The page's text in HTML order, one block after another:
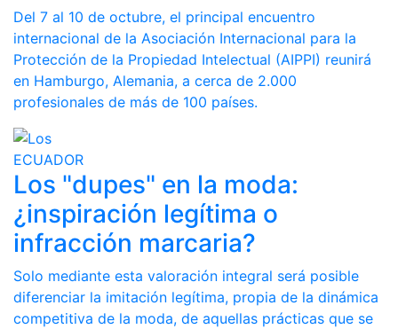
Del 7 al 10 de octubre, el principal encuentro
internacional de la Asociación Internacional para la
Protección de la Propiedad Intelectual (AIPPI) reunirá
en Hamburgo, Alemania, a cerca de 2.000
profesionales de más de 100 países.
ECUADOR
Los "dupes" en la moda:
¿inspiración legítima o
infracción marcaria?
Solo mediante esta valoración integral será posible
diferenciar la imitación legítima, propia de la dinámica
competitiva de la moda, de aquellas prácticas que se